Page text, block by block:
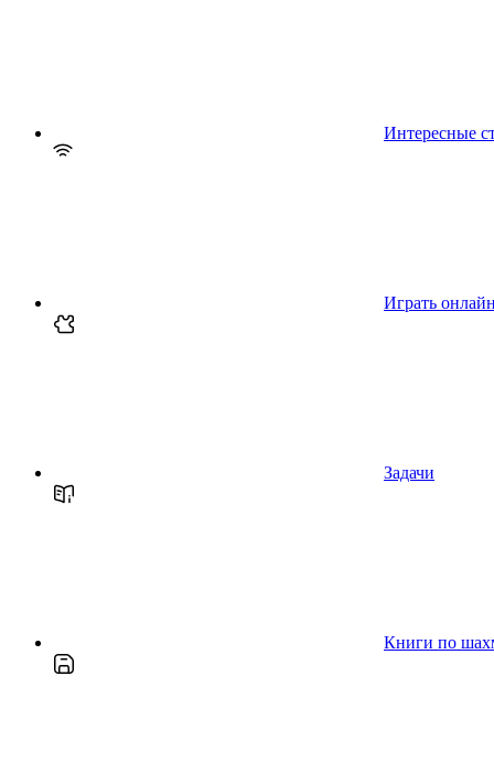
Интересные
Играть онлайн
Задачи
Книги по